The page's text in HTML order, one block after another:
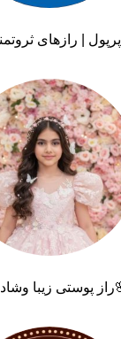
| رازهای
پوستی زیبا